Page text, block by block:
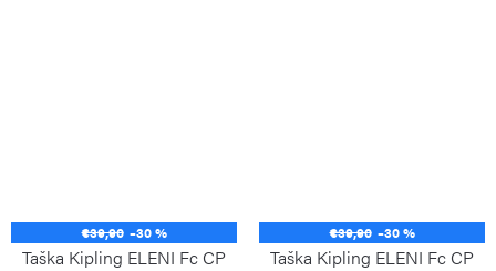
€39,90 –30 %
Taška Kipling ELENI Fc CP
€39,90 –30 %
Taška Kipling ELENI Fc CP